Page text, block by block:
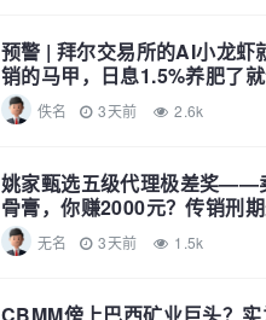
预警 | 拜尔交易所的AI小龙虾
销的马甲，日息1.5%养肥了
佚名 3天前 2.6k
姚家甄选五级代理极差奖——
骨膏，你赚2000元？传销刑
期，自己算
无名 3天前 1.5k
CBMM傍上巴西矿业巨头？